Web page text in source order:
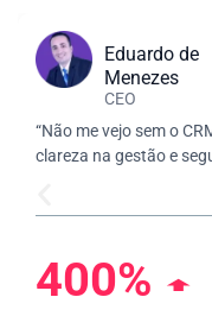
Eduardo de
Menezes
CEO
“Não me vejo sem o
clareza na gestão e
400% ➧